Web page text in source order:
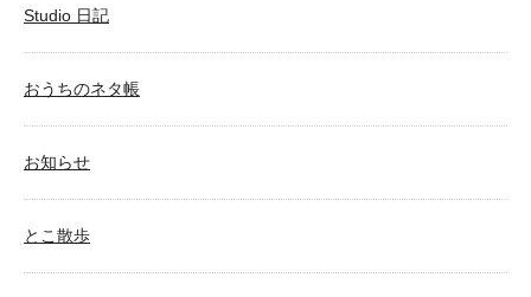
Studio 日記
おうちのネタ帳
お知らせ
とこ散歩